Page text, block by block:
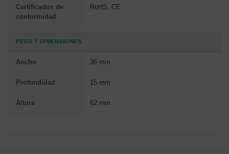
Certificados de
conformidad
RoHS, CE
PESO Y DIMENSIONES
Ancho 36 mm
Profundidad 15 mm
Altura 62 mm